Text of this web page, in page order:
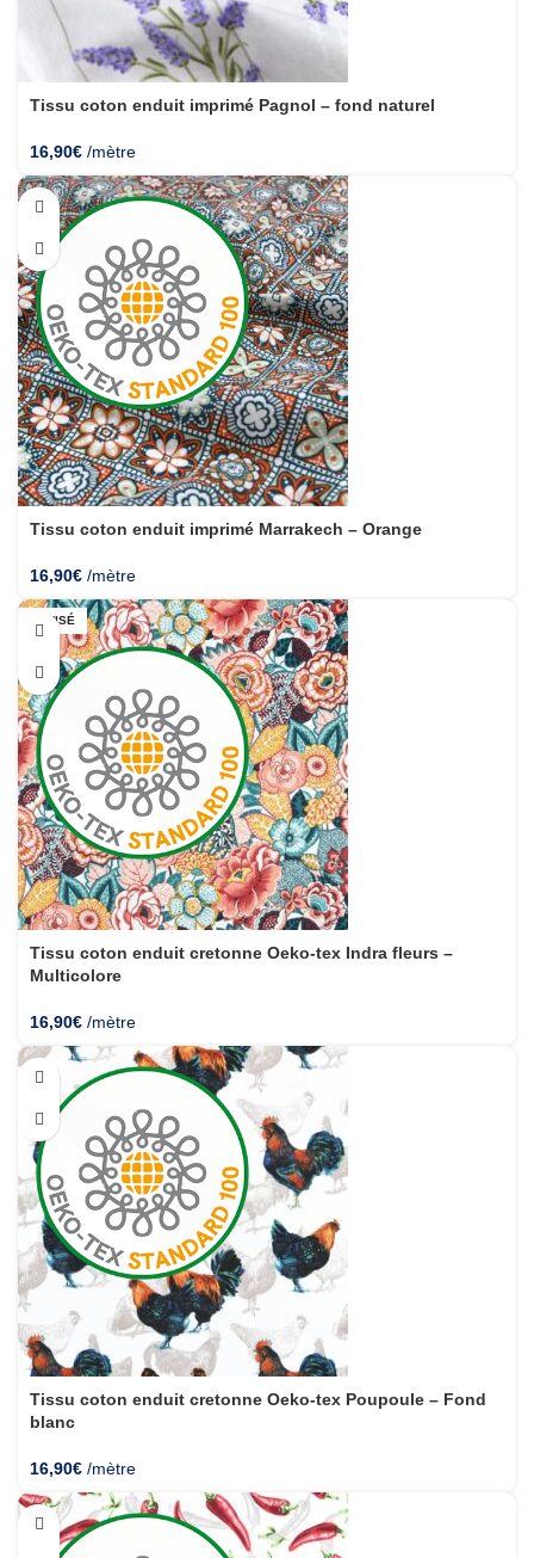
Tissu coton enduit imprimé Pagnol – fond naturel
16,90€ /mètre
Tissu coton enduit imprimé Marrakech – Orange
16,90€ /mètre
ÉPUISÉ
Tissu coton enduit cretonne Oeko-tex Indra fleurs –
Multicolore
16,90€ /mètre
Tissu coton enduit cretonne Oeko-tex Poupoule – Fond
blanc
16,90€ /mètre